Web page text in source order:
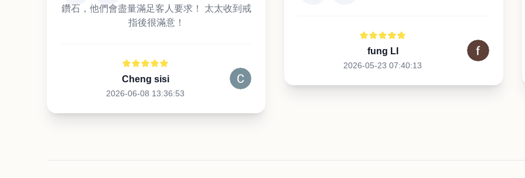
鑽石，他們會盡量滿足客人要求！ 太太收到戒
指後很滿意！
Cheng sisi
2026-06-08 13:36:53
fung LI
2026-05-23 07:40:13